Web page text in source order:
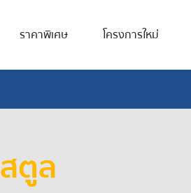
ราคาพิเศษ โครงการใหม่
สตูล